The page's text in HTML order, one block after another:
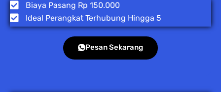
Biaya Pasang Rp 150.000
Ideal Perangkat Terhubung Hingga 5
Pesan Sekarang